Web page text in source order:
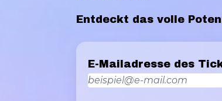
Entdeckt das volle
E-Mailadresse des